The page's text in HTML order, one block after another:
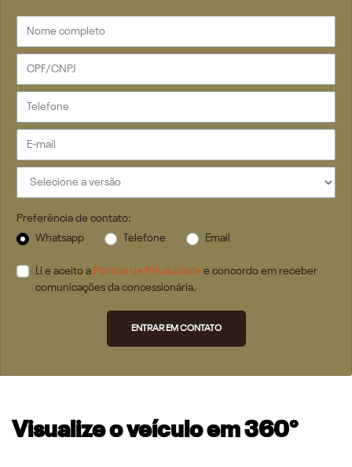
Preferência de contato:
Whatsapp
Telefone Email
Li e aceito a Política de Privacidade e concordo em receber
comunicações da concessionária.
ENTRAR EM CONTATO
Visualize o veículo em 360°